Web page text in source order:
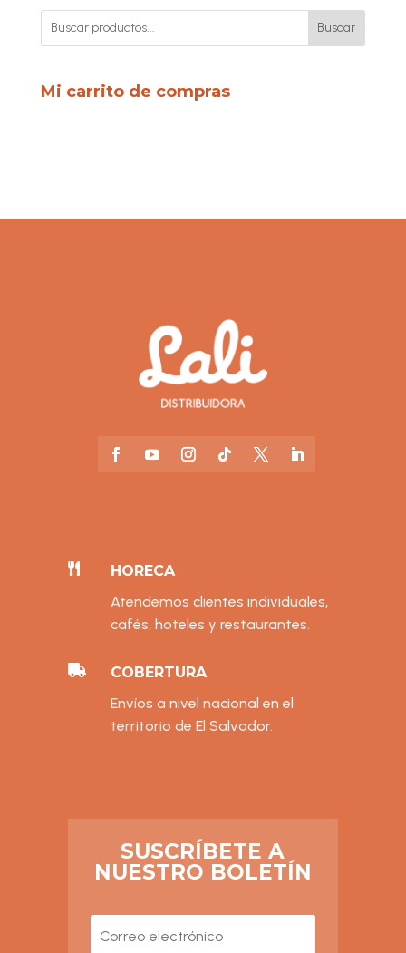
Buscar
Mi carrito de compras

HORECA
Atendemos clientes individuales,
cafés, hoteles y restaurantes.

COBERTURA
Envíos a nivel nacional en el
territorio de El Salvador.
SUSCRÍBETE A
NUESTRO BOLETÍN